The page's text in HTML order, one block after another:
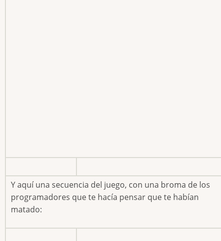
Y aquí una secuencia del juego, con una broma de los
programadores que te hacía pensar que te habían
matado: